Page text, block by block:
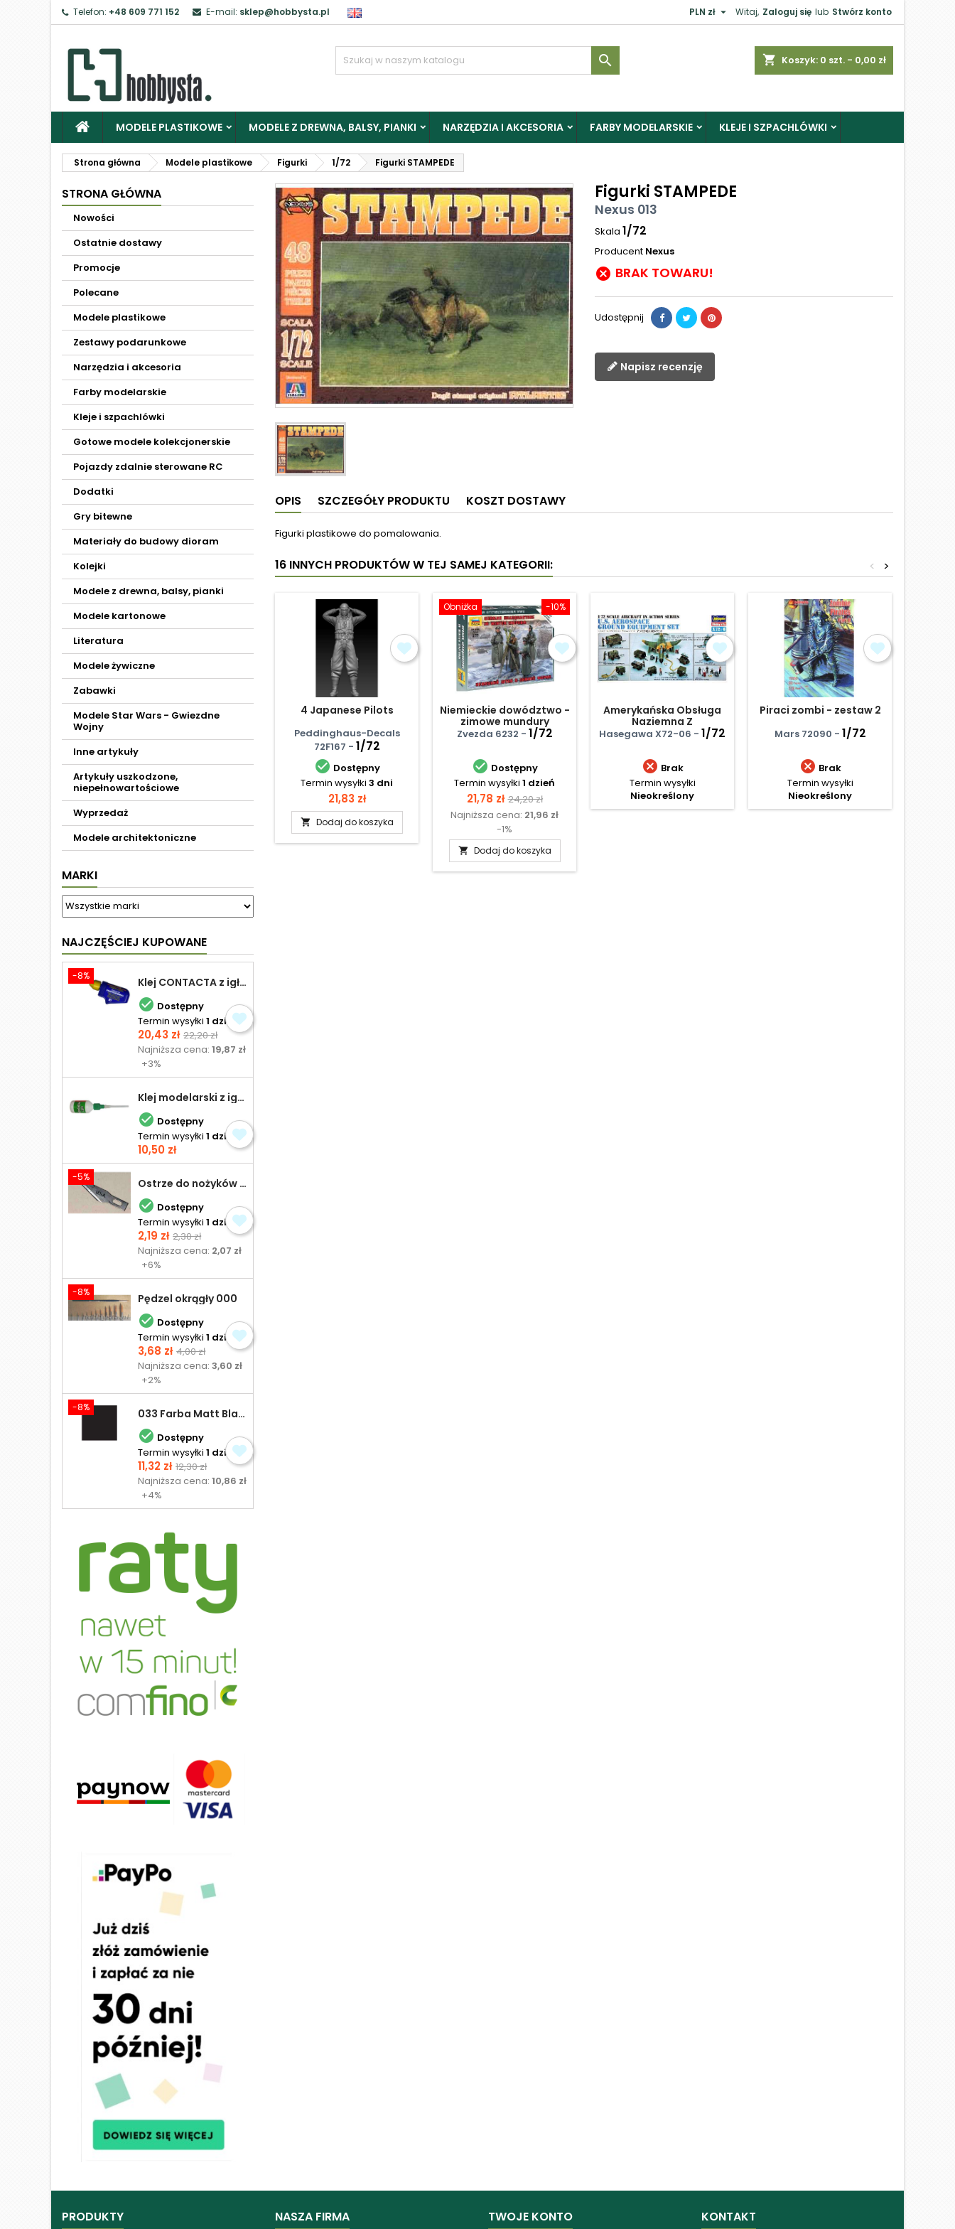
Telefon: +48 609 771 152 E-mail: sklep@hobbysta.pl Witaj, Zaloguj się lub Stwórz konto
PLN zł 
shopping_cart Koszyk: 0 szt. - 0,00 zł

MODELE PLASTIKOWE MODELE Z DREWNA, BALSY, PIANKI NARZĘDZIA I AKCESORIA FARBY MODELARSKIE KLEJE I SZPACHLÓWKI
Strona główna Modele plastikowe Figurki 1/72 Figurki STAMPEDE
STRONA GŁÓWNA
Nowości
Ostatnie dostawy
Promocje
Polecane
Modele plastikowe
Zestawy podarunkowe
Narzędzia i akcesoria
Farby modelarskie
Kleje i szpachlówki
Gotowe modele kolekcjonerskie
Pojazdy zdalnie sterowane RC
Dodatki
Gry bitewne
Materiały do budowy dioram
Kolejki
Modele z drewna, balsy, pianki
Modele kartonowe
Literatura
Modele żywiczne
Zabawki
Modele Star Wars - Gwiezdne
Wojny
Inne artykuły
Artykuły uszkodzone,
niepełnowartościowe
Wyprzedaż
Modele architektoniczne
MARKI
NAJCZĘŚCIEJ KUPOWANE
-8% Klej CONTACTA z igłą do plastiku 25,0 g
 Dostępny
Termin wysyłki 1 dzień
Cena
20,43 zł Cena
podstawowa
22,20 zł
Najniższa cena:19,87 zł
+3%
Klej modelarski z igłą 30 ml
 Dostępny
Termin wysyłki 1 dzień
Cena
10,50 zł
-5% Ostrze do nożyków Excel
 Dostępny
Termin wysyłki 1 dzień
Cena
2,19 zł Cena
podstawowa
2,30 zł
Najniższa cena: 2,07 zł
+6%
-8% Pędzel okrągły 000
 Dostępny
Termin wysyłki 1 dzień
Cena
3,68 zł Cena
podstawowa
4,00 zł
Najniższa cena:3,60 zł
+2%
-8% 033 Farba Matt Black - olejna
 Dostępny
Termin wysyłki 1 dzień
Cena
11,32 zł Cena
podstawowa
12,30 zł
Najniższa cena:10,86 zł
+4%
Figurki STAMPEDE
Nexus 013
Skala 1/72
Producent Nexus
 BRAK TOWARU!
Udostępnij
Napisz recenzję
OPIS SZCZEGÓŁY PRODUKTU KOSZT DOSTAWY
Figurki plastikowe do pomalowania.
16 INNYCH PRODUKTÓW W TEJ SAMEJ KATEGORII: >
<
4 Japanese Pilots
Peddinghaus-Decals
72F167 - 1/72
 Dostępny
Termin wysyłki 3 dni
Cena
21,83 zł
 Dodaj do koszyka
-10%
Obniżka
Niemieckie dowództwo -
zimowe mundury
Zvezda 6232 - 1/72
 Dostępny
Termin wysyłki 1 dzień
Cena
21,78 zł Cena
podstawowa
24,20 zł
Najniższa cena: 21,96 zł
-1%
 Dodaj do koszyka
Amerykańska Obsługa
Naziemna Z
Wyposażeniem
Hasegawa X72-06 - 1/72
 Brak
Termin wysyłki
Nieokreślony
Piraci zombi - zestaw 2
Mars 72090 - 1/72
 Brak
Termin wysyłki
Nieokreślony
PRODUKTY NASZA FIRMA TWOJE KONTO KONTAKT